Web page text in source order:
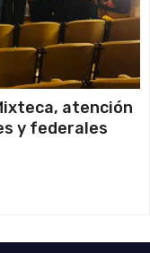
atención
y federales